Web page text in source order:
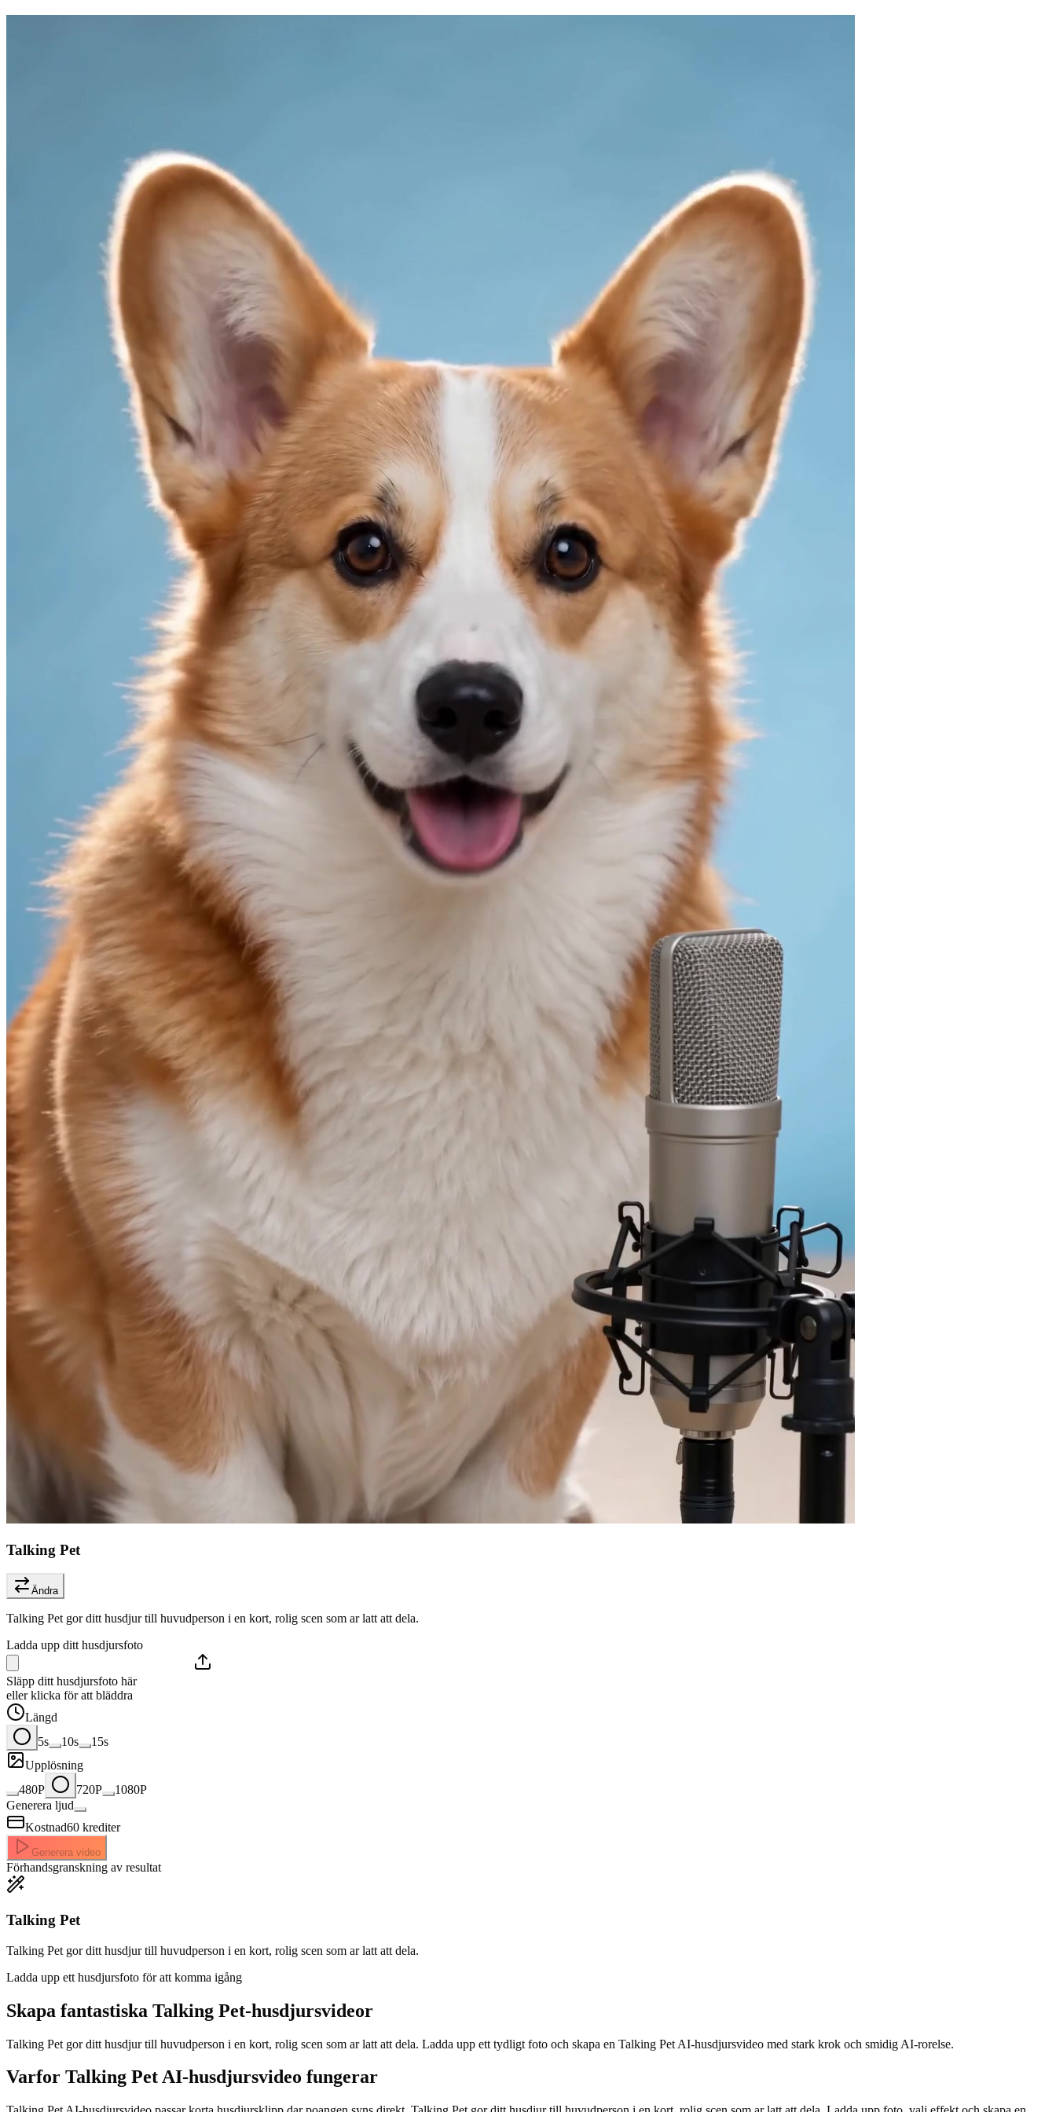
Talking Pet
Ändra
Talking Pet gor ditt husdjur till huvudperson i en kort, rolig scen som ar latt att dela.
Ladda upp ditt husdjursfoto
Släpp ditt husdjursfoto här
eller klicka för att bläddra
Längd
5s
10s
15s
Upplösning
480P
720P
1080P
Generera ljud
Kostnad60 krediter
Generera video
Förhandsgranskning av resultat
Talking Pet
Talking Pet gor ditt husdjur till huvudperson i en kort, rolig scen som ar latt att dela.
Ladda upp ett husdjursfoto för att komma igång
Skapa fantastiska Talking Pet-husdjursvideor
Talking Pet gor ditt husdjur till huvudperson i en kort, rolig scen som ar latt att dela. Ladda upp ett tydligt foto och skapa en Talking Pet AI-husdjursvideo med stark krok och smidig AI-rorelse.
Varfor Talking Pet AI-husdjursvideo fungerar